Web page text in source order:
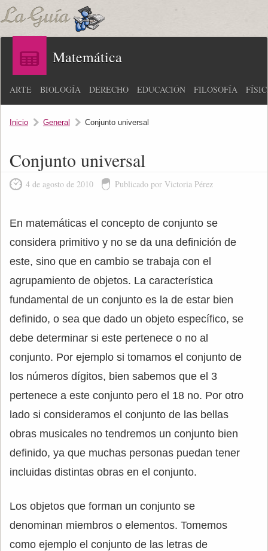
Matemática
ARTE BIOLOGÍA DERECHO EDUCACIÓN FILOSOFÍA
Inicio General Conjunto universal
Conjunto universal
4 de agosto de 2010 Publicado por Victoria Pérez
En matemáticas el concepto de conjunto se
considera primitivo y no se da una definición de
este, sino que en cambio se trabaja con el
agrupamiento de objetos. La característica
fundamental de un conjunto es la de estar bien
definido, o sea que dado un objeto específico, se
debe determinar si este pertenece o no al
conjunto. Por ejemplo si tomamos el conjunto de
los números dígitos, bien sabemos que el 3
pertenece a este conjunto pero el 18 no. Por otro
lado si consideramos el conjunto de las bellas
obras musicales no tendremos un conjunto bien
definido, ya que muchas personas puedan tener
incluidas distintas obras en el conjunto.
Los objetos que forman un conjunto se
denominan miembros o elementos. Tomemos
como ejemplo el conjunto de las letras de